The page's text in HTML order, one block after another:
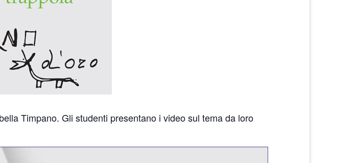
Timpano. Gli studenti presentano i video sul tema da loro